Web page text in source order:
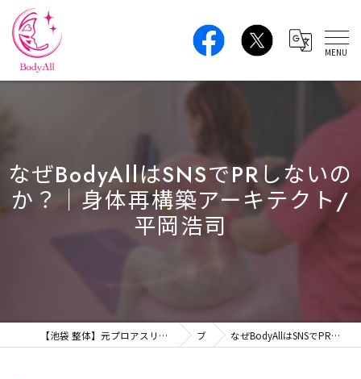
なぜBodyAllはSNSでPRしないの
か？｜身体再構築アーキテクト/
平岡浩司
【池袋 整体】元プロアスリートの本格ボディケア｜肩こり・腰痛・姿勢改善 BodyAll ブログ なぜBodyAllはSNSでPRしないのか？｜身体再構築アーキテクト/平岡浩司